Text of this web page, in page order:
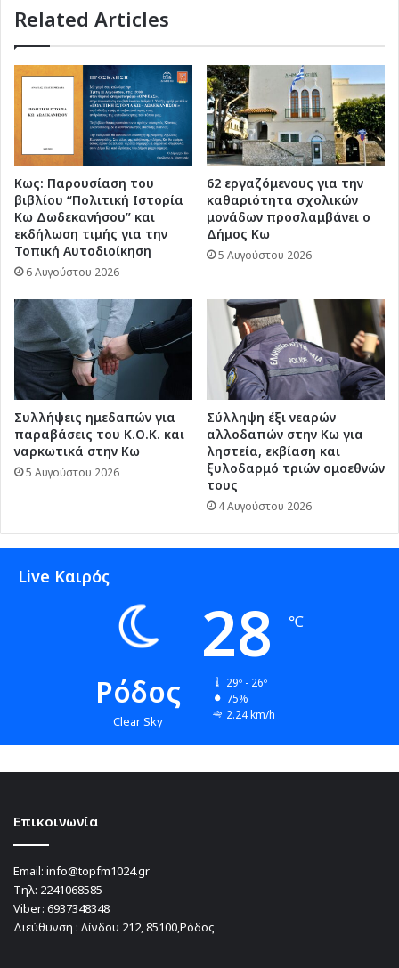
τα
του
ιδρύματος
Related Articles
Κως: Παρουσίαση του
βιβλίου “Πολιτική Ιστορία
Κω Δωδεκανήσου” και
εκδήλωση τιμής για την
Τοπική Αυτοδιοίκηση
6 Αυγούστου 2026
62 εργαζόμενους για την
καθαριότητα σχολικών
μονάδων προσλαμβάνει ο
Δήμος Κω
5 Αυγούστου 2026
Συλλήψεις ημεδαπών για
παραβάσεις του Κ.Ο.Κ. και
ναρκωτικά στην Κω
5 Αυγούστου 2026
Σύλληψη έξι νεαρών
αλλοδαπών στην Κω για
ληστεία, εκβίαση και
ξυλοδαρμό τριών ομοεθνών
τους
4 Αυγούστου 2026
Live Καιρός
Ρόδος
Clear Sky
28 ℃
29º - 26º
75%
2.24 km/h
Επικοινωνία
Email: info@topfm1024.gr
Τηλ: 2241068585
Viber: 6937348348
Διεύθυνση : Λίνδου 212, 85100,Ρόδος